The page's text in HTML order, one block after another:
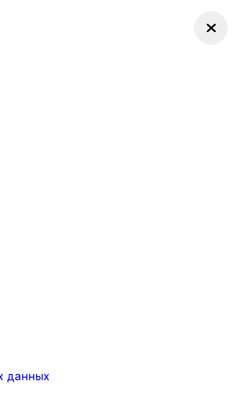
данных